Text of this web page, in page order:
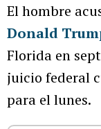
El hombre
Donald
Florida en
juicio federal
para el lunes.